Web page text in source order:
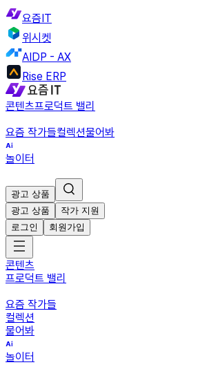
요즘IT
위시켓
AIDP - AX
Rise ERP
콘텐츠프로덕트 밸리
요즘 작가들컬렉션물어봐
놀이터
광고 상품
광고 상품
작가 지원
로그인
회원가입
콘텐츠
프로덕트 밸리
요즘 작가들
컬렉션
물어봐
놀이터